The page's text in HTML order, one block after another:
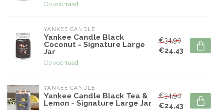
Op voorraad
YANKEE CANDLE
Yankee Candle Black
Coconut - Signature Large
Jar
Op voorraad
€34,90
€24,43
YANKEE CANDLE
Yankee Candle Black Tea &
Lemon - Signature Large Jar
€34,90
€24,43